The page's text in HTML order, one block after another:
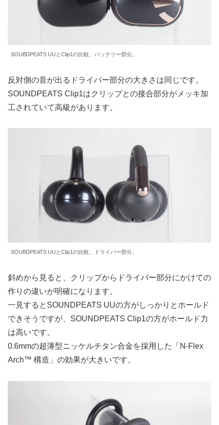
SOUBDPEATS UUとClip1の比較。バッテリー部分。
反対側の音が出るドライバー部分の大きさは同じです。
SOUNDPEATS Clip1はクリップとの接合部分がメッキ加
工されていて高級があります。
SOUBDPEATS UUとClip1の比較。ドライバー部分。
斜めから見ると、クリップからドライバー部分にかけての
作りの違いが明確になります。
一見するとSOUNDPEATS UUの方がしっかりとホールド
できそうですが、SOUNDPEATS Clip1の方がホールド力
は高いです。
0.6mmの超薄型ニッケルチタン合金を採用した「N-Flex
Arch™ 構造」の効果が大きいです。